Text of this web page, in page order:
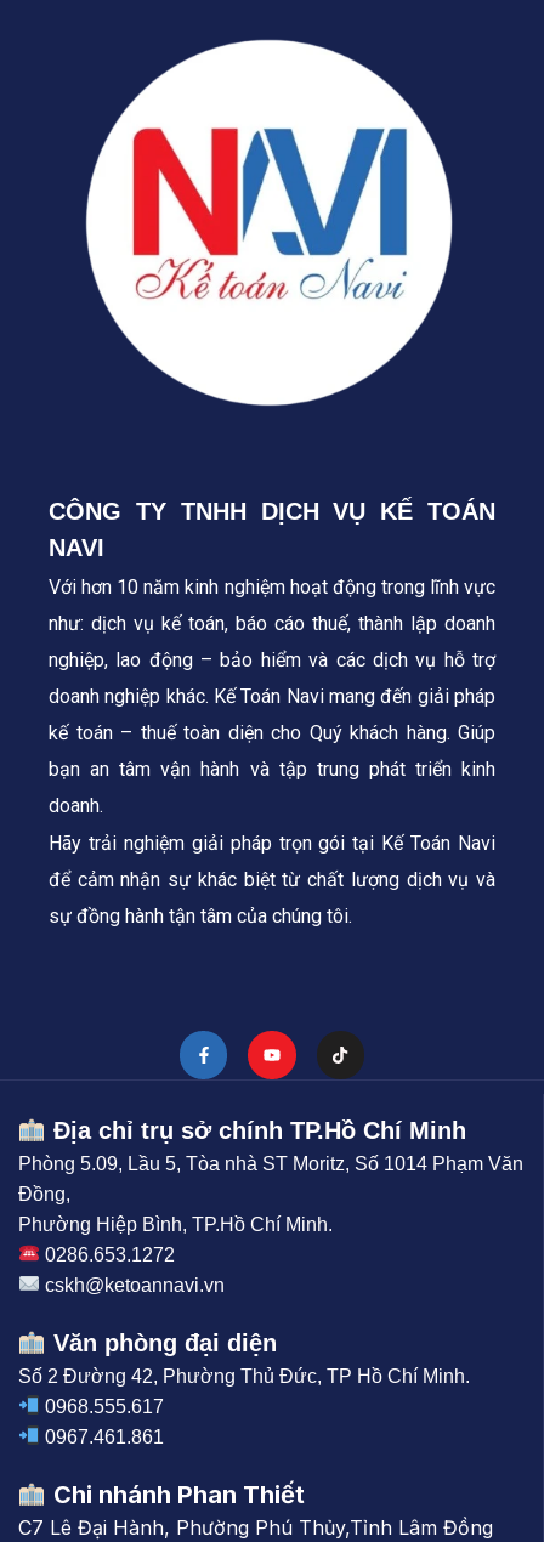
CÔNG TY TNHH DỊCH VỤ KẾ TOÁN
NAVI
Với hơn 10 năm kinh nghiệm hoạt động trong lĩnh vực
như: dịch vụ kế toán, báo cáo thuế, thành lập doanh
nghiệp, lao động – bảo hiểm và các dịch vụ hỗ trợ
doanh nghiệp khác. Kế Toán Navi mang đến giải pháp
kế toán – thuế toàn diện cho Quý khách hàng. Giúp
bạn an tâm vận hành và tập trung phát triển kinh
doanh.
Hãy trải nghiệm giải pháp trọn gói tại Kế Toán Navi
để cảm nhận sự khác biệt từ chất lượng dịch vụ và
sự đồng hành tận tâm của chúng tôi.
Địa chỉ trụ sở chính TP.Hồ Chí Minh
Phòng 5.09, Lầu 5, Tòa nhà ST Moritz, Số 1014 Phạm Văn
Đồng,
Phường Hiệp Bình, TP.Hồ Chí Minh.
0286.653.1272
cskh@ketoannavi.vn
Văn phòng đại diện
Số 2 Đường 42, Phường Thủ Đức, TP Hồ Chí Minh.
0968.555.617
0967.461.861
Chi nhánh Phan Thiết
C7 Lê Đại Hành, Phường Phú Thủy,Tỉnh Lâm Đồng